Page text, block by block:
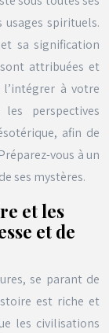
spirituels.
sa signification
attribuées et
à votre
perspectives
afin de
vous à un
ses mystères.
et les
et de
se parant de
est riche et
les civilisations